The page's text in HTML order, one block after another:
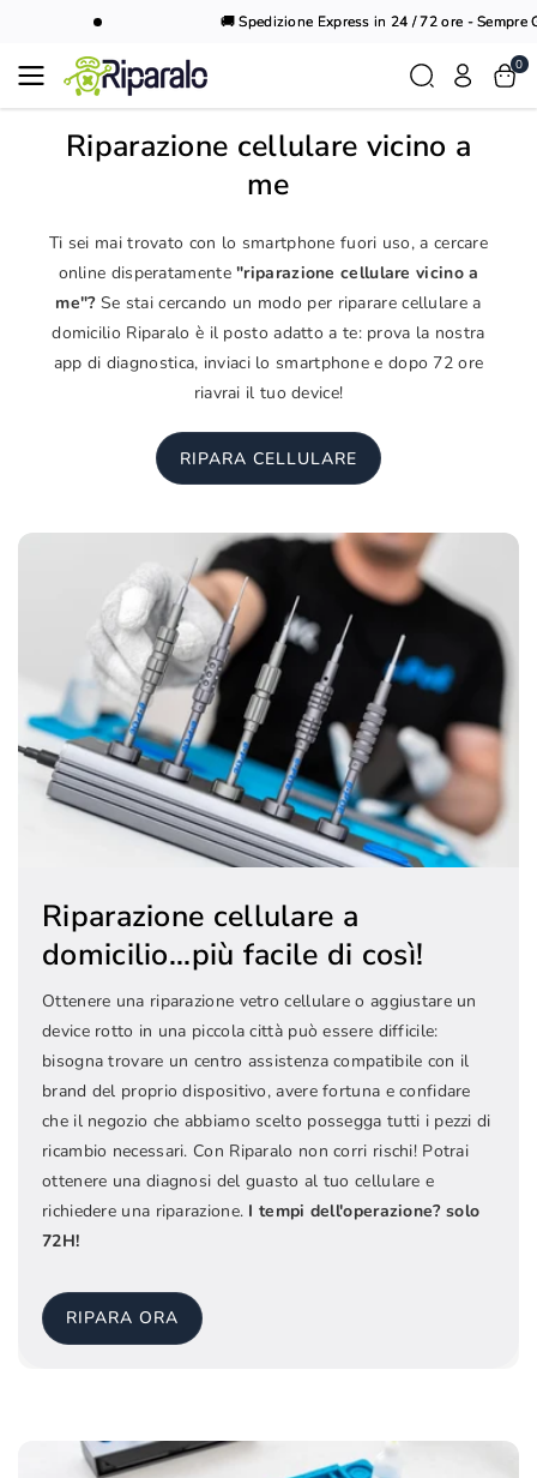
🚚 Spedizione Express in 24 / 72 ore - Sempre
0
Riparazione cellulare vicino a
me
Ti sei mai trovato con lo smartphone fuori uso, a cercare
online disperatamente"riparazione cellulare vicino a
me"?Se stai cercando un modo per riparare cellulare a
domicilio Riparalo è il posto adatto a te: prova la nostra
app di diagnostica, inviaci lo smartphone e dopo 72 ore
riavrai il tuo device!
RIPARA CELLULARE
Riparazione cellulare a
domicilio...più facile di così!
Ottenere una riparazione vetro cellulare o aggiustare un
device rotto in una piccola città può essere difficile:
bisogna trovare un centro assistenza compatibile con il
brand del proprio dispositivo, avere fortuna e confidare
che il negozio che abbiamo scelto possegga tutti i pezzi di
ricambio necessari. Con Riparalo non corri rischi! Potrai
ottenere una diagnosi del guasto al tuo cellulare e
richiedere una riparazione. I tempi dell'operazione? solo
72H!
RIPARA ORA